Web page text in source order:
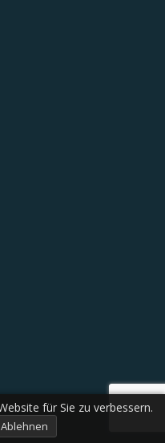
für Sie zu verbessern.
Ablehnen